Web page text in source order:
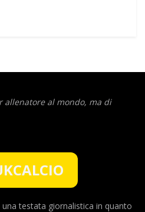
allenatore al mondo, ma di
testata giornalistica in quanto